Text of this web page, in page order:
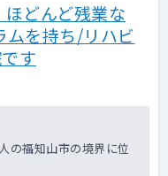
どんど残業な
ムを持ち/リハビ
す
の福知山市の境界に位